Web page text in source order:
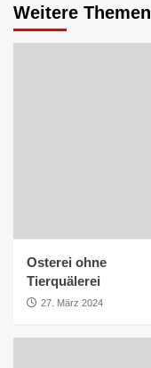
Weitere Themen
Osterei ohne
Tierquälerei
27. März 2024